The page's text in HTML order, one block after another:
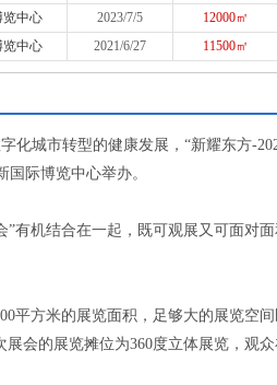
中心 2023/7/5 12000㎡
中心 2021/6/27 11500㎡
化城市转型的健康发展，“新耀东方-
际博览中心举办。
”有机结合在一起，既可观展又可面对
平方米的展览面积，足够大的展览空
会的展览摊位为360度立体展览，观